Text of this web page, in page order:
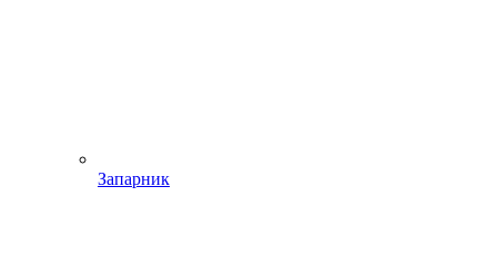
Запарник